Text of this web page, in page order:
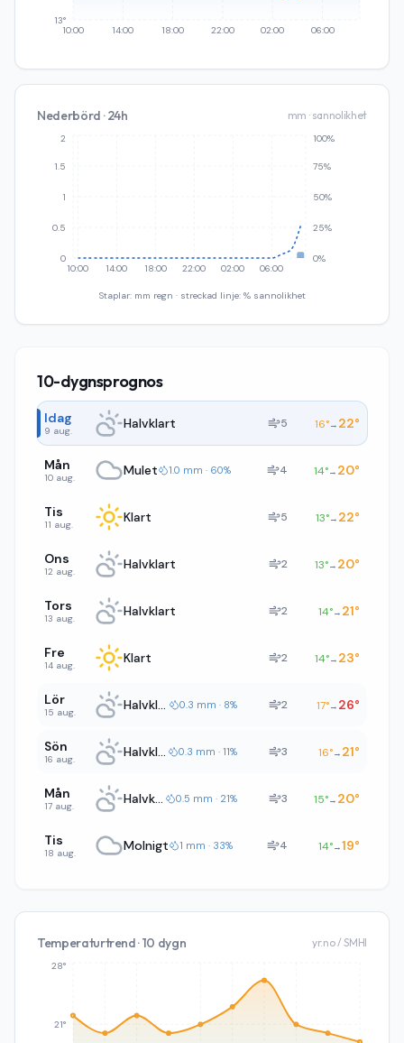
10:00 14:00 18:00 22:00 02:00 06:00
13°
Nederbörd · 24h mm · sannolikhet
10:00 14:00 18:00 22:00 02:00 06:00
0
0.5
1
1.5
2
0%
25%
50%
75%
100%
Staplar: mm regn · streckad linje: % sannolikhet
10-dygnsprognos
Idag
9 aug. Halvklart 5 16°→ 22°
Mån
10 aug. Mulet 1.0 mm · 60% 4 14°→ 20°
Tis
11 aug. Klart 5 13°→ 22°
Ons
12 aug. Halvklart 2 13°→ 20°
Tors
13 aug. Halvklart 2 14°→ 21°
Fre
14 aug. Klart 2 14°→ 23°
Lör
15 aug. Halvklart 0.3 mm · 8% 2 17°→ 26°
Sön
16 aug. Halvklart 0.3 mm · 11% 3 16°→ 21°
Mån
17 aug. Halvklart 0.5 mm · 21% 3 15°→ 20°
Tis
18 aug. Molnigt 1 mm · 33% 4 14°→19°
Temperaturtrend · 10 dygn yr.no / SMHI
21°
28°